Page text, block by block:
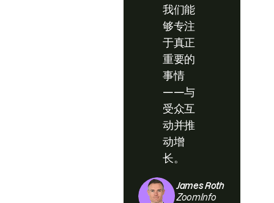
我们能
够专注
于真正
重要的
事情
——与
受众互
动并推
动增
长。
James Roth
ZoomInfo